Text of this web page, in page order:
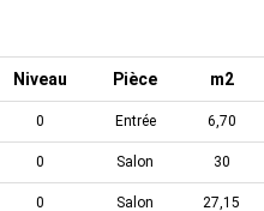
Niveau Pièce m2
0 Entrée 6,70
0 Salon 30
0 Salon 27,15